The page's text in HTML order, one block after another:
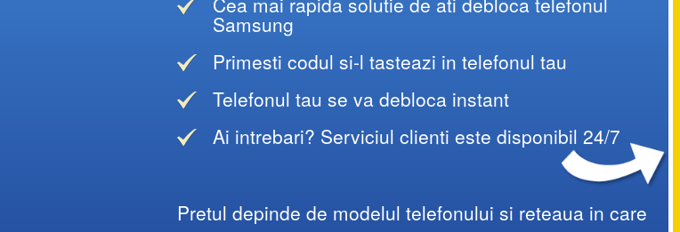
Samsung
Primesti codul si-l tasteazi in telefonul tau
Telefonul tau se va debloca instant
Ai intrebari? Serviciul clienti este disponibil 24/7
Pretul depinde de modelul telefonului si reteaua in care